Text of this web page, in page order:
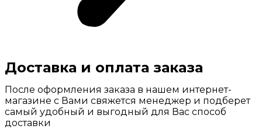
Доставка и оплата заказа
После оформления заказа в нашем интернет-
магазине с Вами свяжется менеджер и подберет
самый удобный и выгодный для Вас способ
доставки